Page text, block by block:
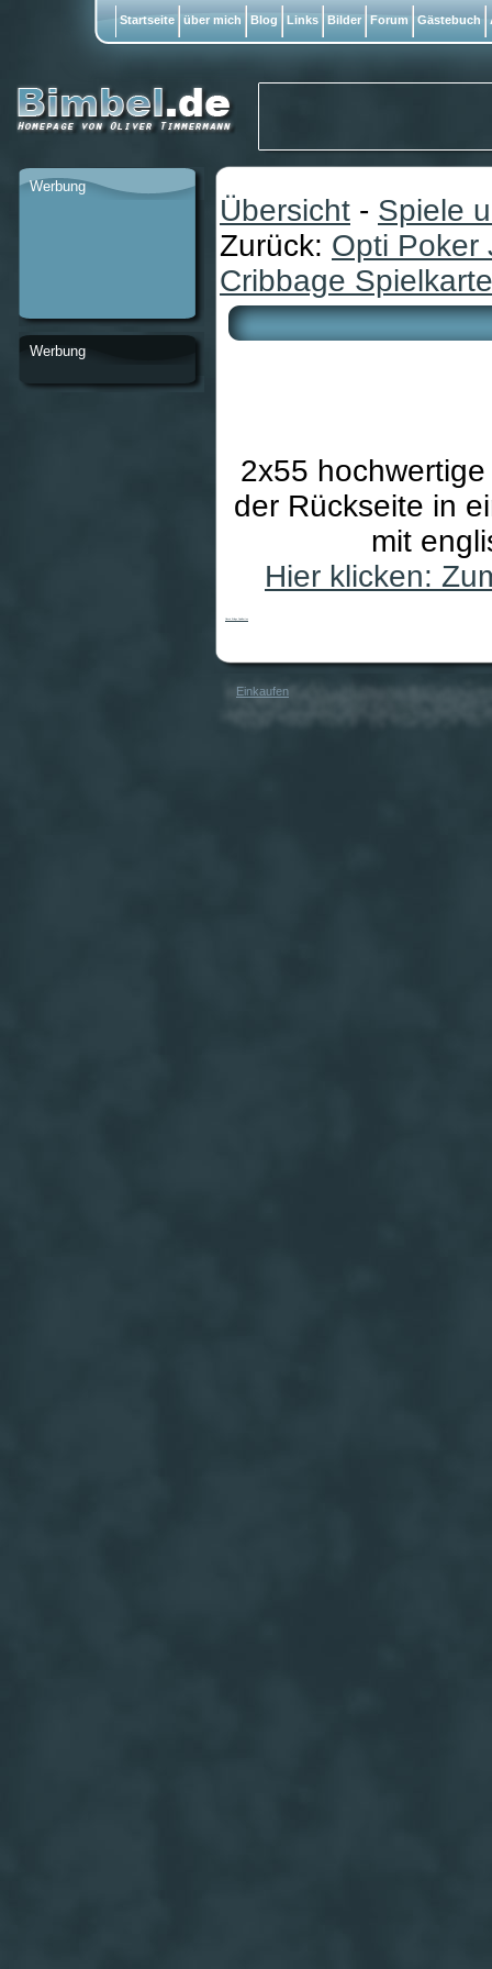
Übersicht - Spiele
Zurück: Opti Poker
Cribbage
2x55
der Rückseite in
mit
Hier klicken:
Einkaufen
Werbung
Werbung
Startseite über mich Blog Links Bilder Forum Gästebuch